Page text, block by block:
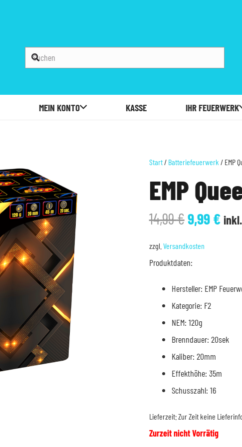
MEIN KONTO KASSE IHR FEUERWERK
Start/ Batteriefeuerwerk / EMP
EMP
14,99€
Preis
war:
14,99 €
9,99€
zzgl. Versandkosten
Produktdaten:
Hersteller: EMP
Kategorie: F2
NEM: 120g
Brenndauer: 20sek
Kaliber: 20mm
Effekthöhe: 35m
Schusszahl: 16
Lieferzeit:Zur Zeit keine
Zurzeit nicht Vorrätig